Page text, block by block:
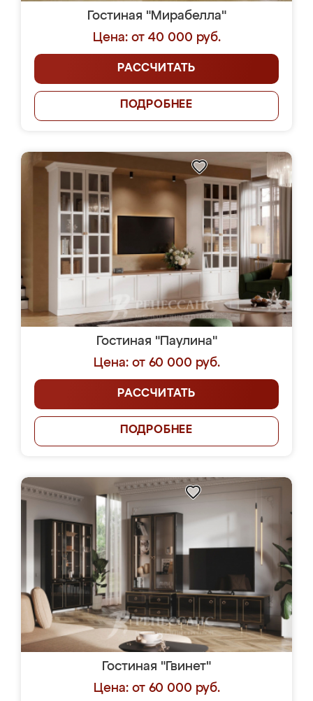
Гостиная "Мирабелла"
Цена: от 40 000 руб.
РАССЧИТАТЬ
ПОДРОБНЕЕ
Гостиная "Паулина"
Цена: от 60 000 руб.
РАССЧИТАТЬ
ПОДРОБНЕЕ
Гостиная "Гвинет"
Цена: от 60 000 руб.